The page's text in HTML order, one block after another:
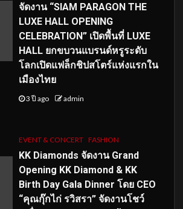
จัดงาน “SIAM PARAGON THE
LUXE HALL OPENING
CELEBRATION” เปิดพื้นที่ LUXE
HALL ยกขบวนแบรนด์หรูระดับ
โลกเปิดแฟล็กชิปสโตร์แห่งแรกใน
เมืองไทย
3 ปี ago admin
EVENT & CONCERT FASHION
KK Diamonds จัดงาน Grand
Opening KK Diamond & KK
Birth Day Gala Dinner โดย CEO
“คุณกุ๊กไก่ รวิสรา” จัดงานโชว์